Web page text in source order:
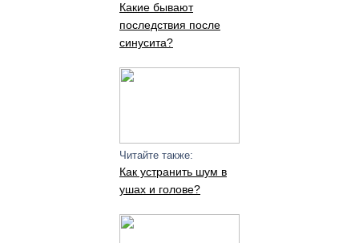
Какие бывают
последствия после
синусита?
Читайте также:
Как устранить шум в
ушах и голове?